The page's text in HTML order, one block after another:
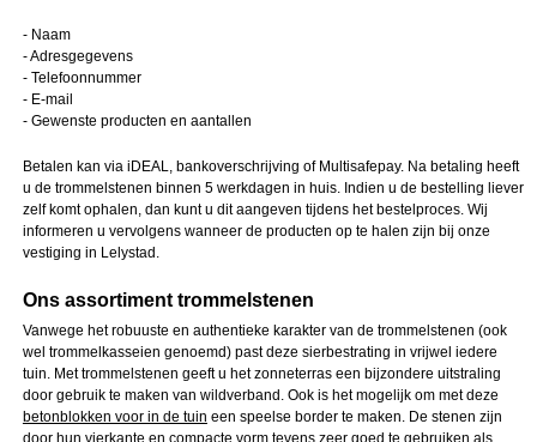
- Naam
- Adresgegevens
- Telefoonnummer
- E-mail
- Gewenste producten en aantallen
Betalen kan via iDEAL, bankoverschrijving of Multisafepay. Na betaling heeft
u de trommelstenen binnen 5 werkdagen in huis. Indien u de bestelling liever
zelf komt ophalen, dan kunt u dit aangeven tijdens het bestelproces. Wij
informeren u vervolgens wanneer de producten op te halen zijn bij onze
vestiging in Lelystad.
Ons assortiment trommelstenen
Vanwege het robuuste en authentieke karakter van de trommelstenen (ook
wel trommelkasseien genoemd) past deze sierbestrating in vrijwel iedere
tuin. Met trommelstenen geeft u het zonneterras een bijzondere uitstraling
door gebruik te maken van wildverband. Ook is het mogelijk om met deze
betonblokken voor in de tuin een speelse border te maken. De stenen zijn
door hun vierkante en compacte vorm tevens zeer goed te gebruiken als